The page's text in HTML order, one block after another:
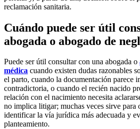
reclamación sanitaria.
Cuándo puede ser útil
abogada o abogado de
Puede ser útil consultar con una abogada o
médica cuando existen dudas razonables
el parto, cuando la documentación parece
contradictoria, o cuando el recién nacido
relación con el nacimiento necesita
no implica litigar; muchas veces sirve para
identificar la vía jurídica más adecuada y
planteamiento.